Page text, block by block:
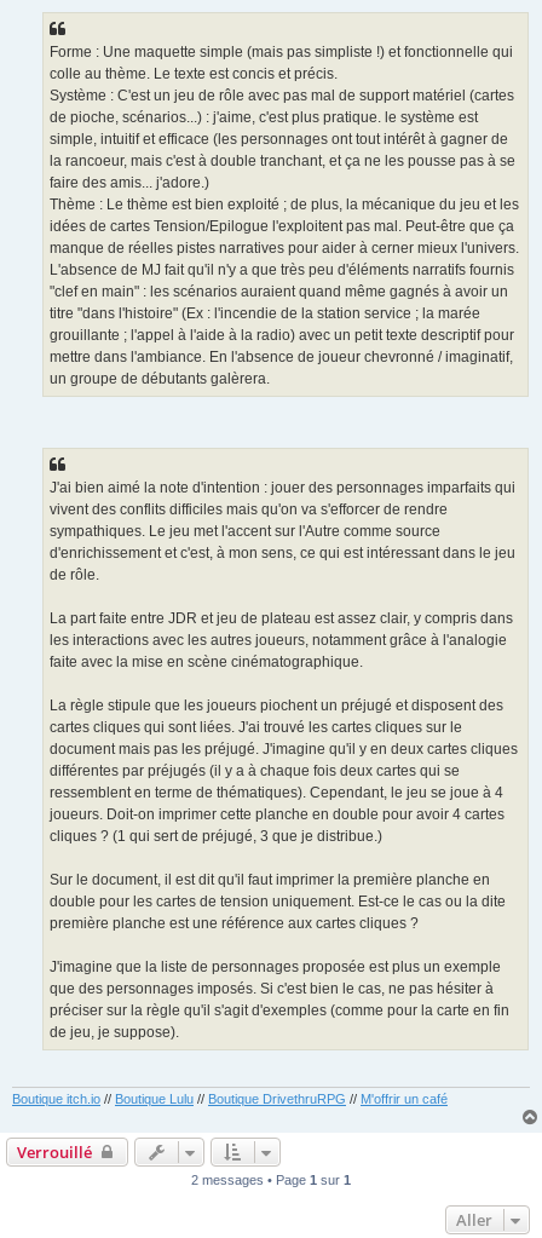
Forme : Une maquette simple (mais pas simpliste !) et fonctionnelle qui
colle au thème. Le texte est concis et précis.
Système : C'est un jeu de rôle avec pas mal de support matériel (cartes
de pioche, scénarios...) : j'aime, c'est plus pratique. le système est
simple, intuitif et efficace (les personnages ont tout intérêt à gagner de
la rancoeur, mais c'est à double tranchant, et ça ne les pousse pas à se
faire des amis... j'adore.)
Thème : Le thème est bien exploité ; de plus, la mécanique du jeu et les
idées de cartes Tension/Epilogue l'exploitent pas mal. Peut-être que ça
manque de réelles pistes narratives pour aider à cerner mieux l'univers.
L'absence de MJ fait qu'il n'y a que très peu d'éléments narratifs fournis
"clef en main" : les scénarios auraient quand même gagnés à avoir un
titre "dans l'histoire" (Ex : l'incendie de la station service ; la marée
grouillante ; l'appel à l'aide à la radio) avec un petit texte descriptif pour
mettre dans l'ambiance. En l'absence de joueur chevronné / imaginatif,
un groupe de débutants galèrera.
J'ai bien aimé la note d'intention : jouer des personnages imparfaits qui
vivent des conflits difficiles mais qu'on va s'efforcer de rendre
sympathiques. Le jeu met l'accent sur l'Autre comme source
d'enrichissement et c'est, à mon sens, ce qui est intéressant dans le jeu
de rôle.
La part faite entre JDR et jeu de plateau est assez clair, y compris dans
les interactions avec les autres joueurs, notamment grâce à l'analogie
faite avec la mise en scène cinématographique.
La règle stipule que les joueurs piochent un préjugé et disposent des
cartes cliques qui sont liées. J'ai trouvé les cartes cliques sur le
document mais pas les préjugé. J'imagine qu'il y en deux cartes cliques
différentes par préjugés (il y a à chaque fois deux cartes qui se
ressemblent en terme de thématiques). Cependant, le jeu se joue à 4
joueurs. Doit-on imprimer cette planche en double pour avoir 4 cartes
cliques ? (1 qui sert de préjugé, 3 que je distribue.)
Sur le document, il est dit qu'il faut imprimer la première planche en
double pour les cartes de tension uniquement. Est-ce le cas ou la dite
première planche est une référence aux cartes cliques ?
J'imagine que la liste de personnages proposée est plus un exemple
que des personnages imposés. Si c'est bien le cas, ne pas hésiter à
préciser sur la règle qu'il s'agit d'exemples (comme pour la carte en fin
de jeu, je suppose).
Boutique itch.io // Boutique Lulu // Boutique DrivethruRPG // M'offrir un café
Verrouillé
2 messages • Page 1 sur 1
Aller